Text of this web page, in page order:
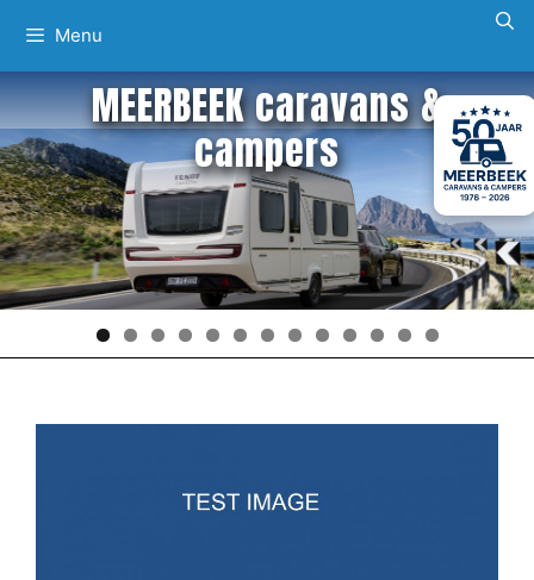
naar
de
inhoud
Menu
MEERBEEK caravans &
campers